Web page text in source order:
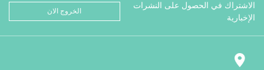
الاشتراك في الحصول على النشرات
الإخبارية
الخروج الان